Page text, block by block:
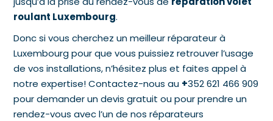
roulant Luxembourg.
Donc si vous cherchez un meilleur réparateur à
Luxembourg pour que vous puissiez retrouver l’usage
de vos installations, n’hésitez plus et faites appel à
notre expertise! Contactez-nous au +352 621 466 909
pour demander un devis gratuit ou pour prendre un
rendez-vous avec l’un de nos réparateurs